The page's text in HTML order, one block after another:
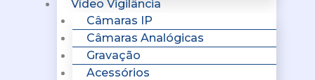
Vídeo Vigilância
Câmaras IP
Câmaras Analógicas
Gravação
Acessórios